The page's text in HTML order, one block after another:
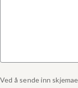
Ved å sende inn